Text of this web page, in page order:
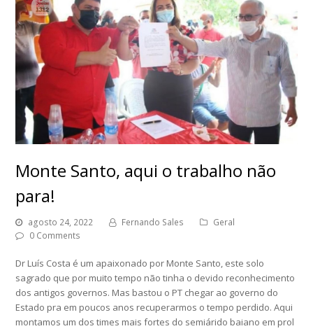
Monte Santo, aqui o trabalho não
para!
agosto 24, 2022 Fernando Sales
Geral
0 Comments
Dr Luís Costa é um apaixonado por Monte Santo, este solo
sagrado que por muito tempo não tinha o devido reconhecimento
dos antigos governos. Mas bastou o PT chegar ao governo do
Estado pra em poucos anos recuperarmos o tempo perdido. Aqui
montamos um dos times mais fortes do semiárido baiano em prol